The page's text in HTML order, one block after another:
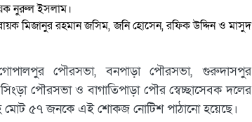
নুরুল ইসলাম।
মিজানুর রহমান জসিম, জনি হোসেন, রফিক উদ্দিন ও মাসুদ
পৌরসভা, বনপাড়া পৌরসভা, গুরুদাসপুর
পৌরসভা ও বাগাতিপাড়া পৌর স্বেচ্ছাসেবক দলের
৫৭ জনকে এই শোকজ নোটিশ পাঠানো হয়েছে।